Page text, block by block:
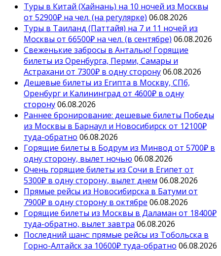
Туры в Китай (Хайнань) на 10 ночей из Москвы
от 52900₽ на чел. (на регулярке) 06.08.2026
Туры в Таиланд (Паттайя) на 7 и 11 ночей из
Москвы от 66500₽ на чел. (в сентябре) 06.08.2026
Свеженькие забросы в Анталью! Горящие
билеты из Оренбурга, Перми, Самары и
Астрахани от 7300₽ в одну сторону06.08.2026
Дешевые билеты из Египта в Москву, СПб,
Оренбург и Калининград от 4600₽ в одну
сторону06.08.2026
Раннее бронирование: дешевые билеты Победы
из Москвы в Барнаул и Новосибирск от 12100₽
туда-обратно 06.08.2026
Горящие билеты в Бодрум из Минвод от 5700₽ в
одну сторону, вылет ночью 06.08.2026
Очень горящие билеты из Сочи в Египет от
5300₽ в одну сторону, вылет днем 06.08.2026
Прямые рейсы из Новосибирска в Батуми от
7900₽ в одну сторону в октябре 06.08.2026
Горящие билеты из Москвы в Даламан от 18400₽
туда-обратно, вылет завтра 06.08.2026
Последний шанс: прямые рейсы из Тобольска в
Горно-Алтайск за 10600₽ туда-обратно 06.08.2026